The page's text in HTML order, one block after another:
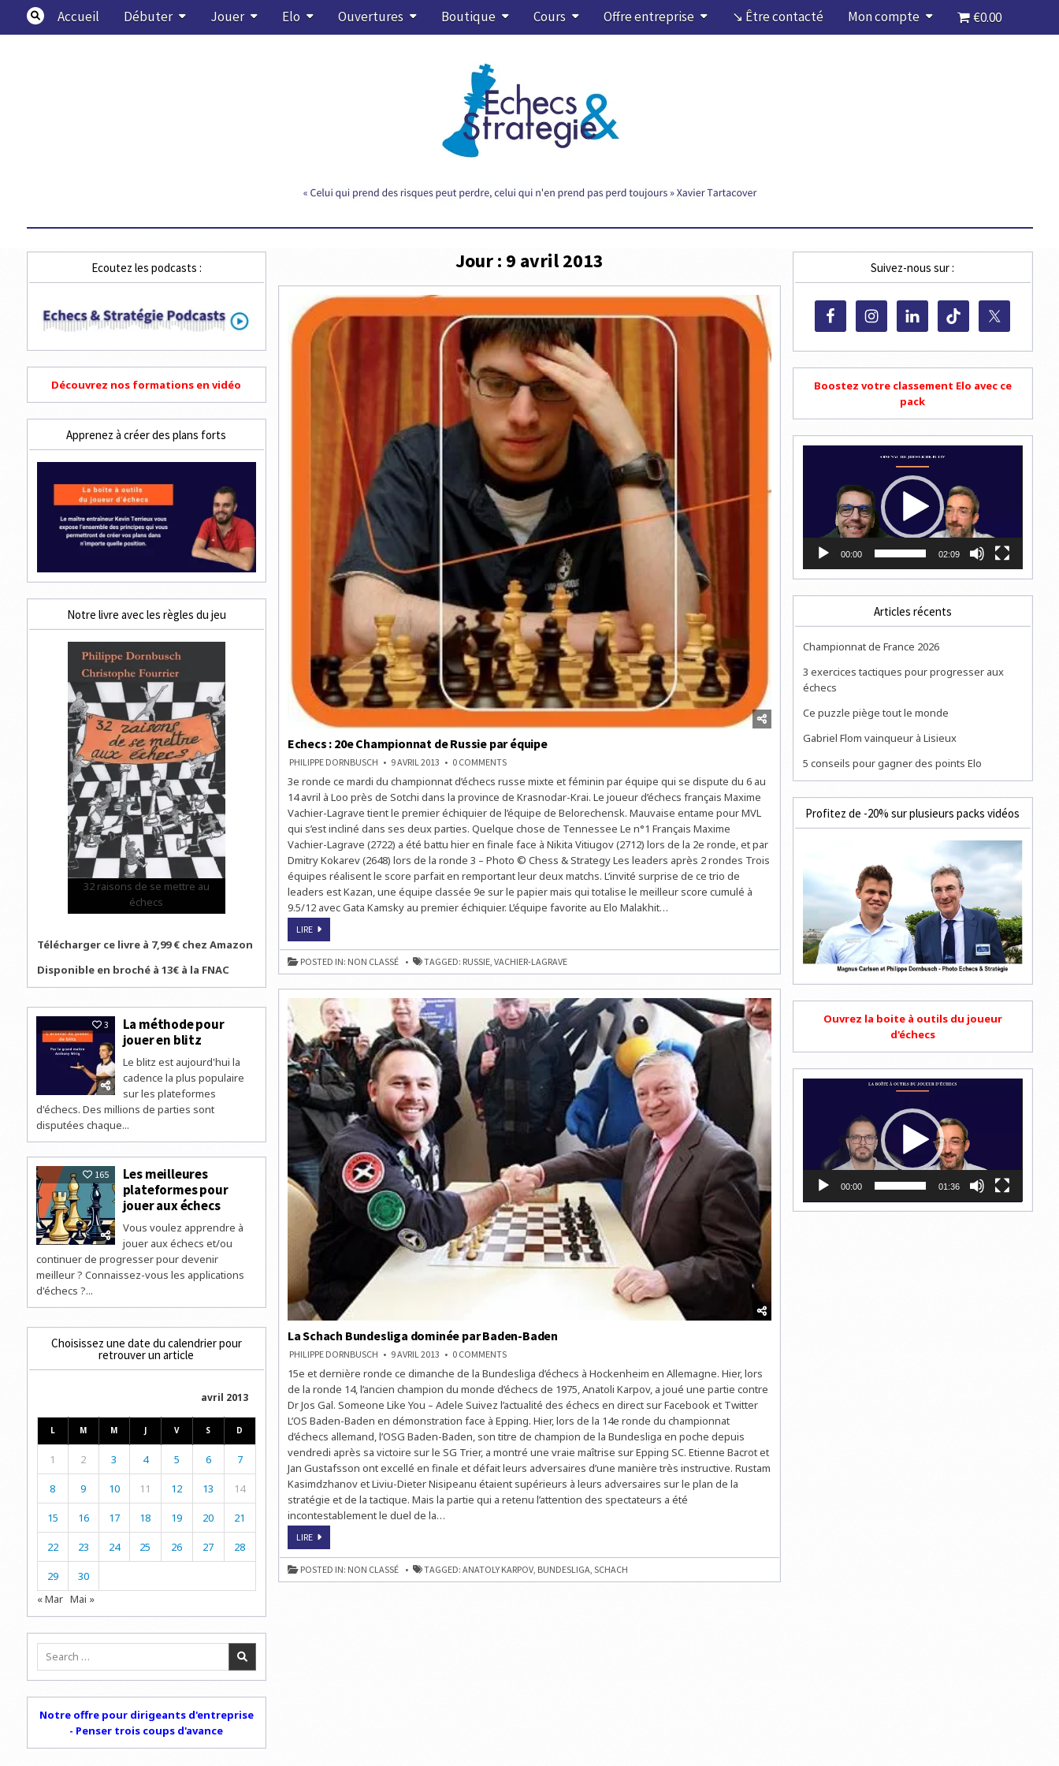
content
Accueil Débuter Jouer Elo Ouvertures Boutique Cours Offre entreprise ↘ Être contacté Mon compte €0.00
Jour : 9 avril 2013
Echecs : 20e Championnat de Russie par équipe
PHILIPPE DORNBUSCH 9 AVRIL 2013 0 COMMENTSON
:
CHAMPIONNAT
DE
RUSSIE
PAR
3e ronde ce mardi du championnat d’échecs russe mixte et féminin par équipe qui se dispute du 6 au
14 avril à Loo près de Sotchi dans la province de Krasnodar-Krai. Le joueur d’échecs français Maxime
Vachier-Lagrave tient le premier échiquier de l’équipe de Belorechensk. Mauvaise entame pour MVL
qui s’est incliné dans ses deux parties. Quelque chose de Tennessee Le n°1 Français Maxime
Vachier-Lagrave (2722) a été battu hier en finale face à Nikita Vitiugov (2712) lors de la 2e ronde, et par
Dmitry Kokarev (2648) lors de la ronde 3 – Photo © Chess & Strategy Les leaders après 2 rondes Trois
équipes réalisent le score parfait en remportant leur deux matchs. L’invité surprise de ce trio de
leaders est Kazan, une équipe classée 9e sur le papier mais qui totalise le meilleur score cumulé à
9.5/12 avec Gata Kamsky au premier échiquier. L’équipe favorite au Elo Malakhit…
LIREECHECS
20E
CHAMPIONNAT
DE
RUSSIE
POSTED IN: NON CLASSÉ TAGGED: RUSSIE, VACHIER-LAGRAVE
La Schach Bundesliga dominée par Baden-Baden
PHILIPPE DORNBUSCH 9 AVRIL 2013 0 COMMENTSON
SCHACH
BUNDESLIGA
DOMINÉE
PAR
BADEN-
BADEN
15e et dernière ronde ce dimanche de la Bundesliga d’échecs à Hockenheim en Allemagne. Hier, lors
de la ronde 14, l’ancien champion du monde d’échecs de 1975, Anatoli Karpov, a joué une partie contre
Dr Jos Gal. Someone Like You – Adele Suivez l’actualité des échecs en direct sur Facebook et Twitter
L’OS Baden-Baden en démonstration face à Epping. Hier, lors de la 14e ronde du championnat
d’échecs allemand, l’OSG Baden-Baden, son titre de champion de la Bundesliga en poche depuis
vendredi après sa victoire sur le SG Trier, a montré une vraie maîtrise sur Epping SC. Etienne Bacrot et
Jan Gustafsson ont excellé en finale et défait leurs adversaires d’une manière très instructive. Rustam
Kasimdzhanov et Liviu-Dieter Nisipeanu étaient supérieurs à leurs adversaires sur le plan de la
stratégie et de la tactique. Mais la partie qui a retenu l’attention des spectateurs a été
incontestablement le duel de la…
LIRELA
BUNDESLIGA
DOMINÉE
PAR
BADEN-
POSTED IN: NON CLASSÉ TAGGED: ANATOLY KARPOV, BUNDESLIGA SCHACH
Ecoutez les podcasts :
Découvrez nos formations en vidéo
Apprenez à créer des plans forts
Notre livre avec les règles du jeu
32 raisons de se mettre au
échecs
Télécharger ce livre à 7,99 € chez Amazon
Disponible en broché à 13€ à la FNAC
3
La méthode pour
jouer en blitz
Le blitz est aujourd'hui la
cadence la plus populaire
sur les plateformes
d'échecs. Des millions de parties sont
disputées chaque...
165
Les meilleures
plateformes pour
jouer aux échecs
Vous voulez apprendre à
jouer aux échecs et/ou
continuer de progresser pour devenir
meilleur ? Connaissez-vous les applications
d'échecs ?...
Choisissez une date du calendrier pour
retrouver un article
avril 2013
L M M J V S D
1 2 3 4 5 6 7
8 9 10 11 12 13 14
15 16 17 18 19 20 21
22 23 24 25 26 27 28
29
30
« Mar Mai »
Search
Notre offre pour dirigeants d'entreprise
- Penser trois coups d'avance
Suivez-nous sur :
Boostez votre classement Elo avec ce
pack
00:00 02:09
Articles récents
Championnat de France 2026
3 exercices tactiques pour progresser aux
échecs
Ce puzzle piège tout le monde
Gabriel Flom vainqueur à Lisieux
5 conseils pour gagner des points Elo
Profitez de -20% sur plusieurs packs vidéos
Ouvrez la boite à outils du joueur
d'échecs
00:00 01:36